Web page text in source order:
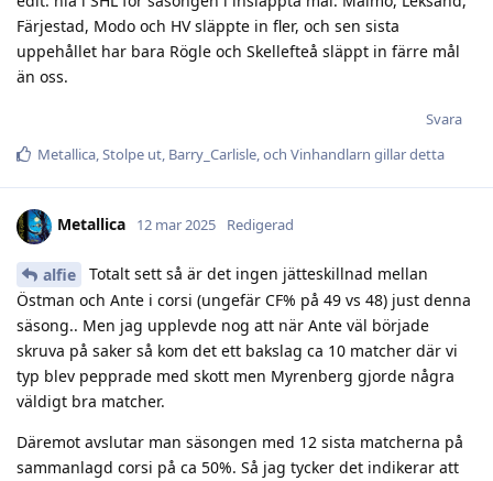
Färjestad, Modo och HV släppte in fler, och sen sista
uppehållet har bara Rögle och Skellefteå släppt in färre mål
än oss.
Svara
Metallica,Stolpe ut, Barry_Carlisle, och Vinhandlarn gillar detta
Metallica 12 mar 2025 Redigerad
alfie
Totalt sett så är det ingen jätteskillnad mellan
Östman och Ante i corsi (ungefär CF% på 49 vs 48) just denna
säsong.. Men jag upplevde nog att när Ante väl började
skruva på saker så kom det ett bakslag ca 10 matcher där vi
typ blev pepprade med skott men Myrenberg gjorde några
väldigt bra matcher.
Däremot avslutar man säsongen med 12 sista matcherna på
sammanlagd corsi på ca 50%. Så jag tycker det indikerar att